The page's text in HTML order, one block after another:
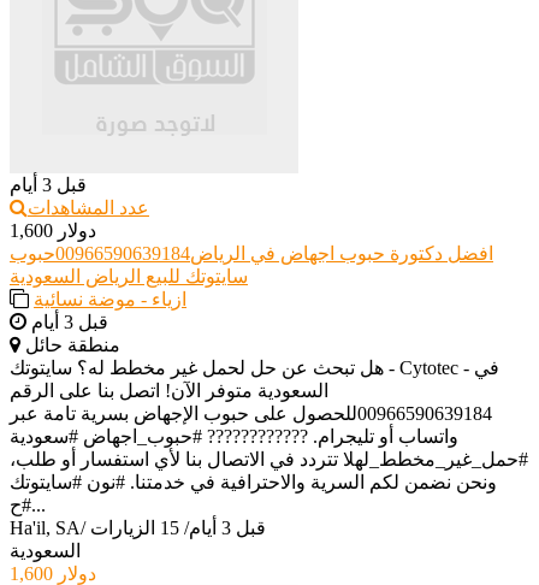
قبل 3 أيام
عدد المشاهدات
1,600 دولار
افضل دكتورة حبوب اجهاض في الرياض00966590639184حبوب
سايتوتك للبيع الرياض السعودية
ازياء - موضة نسائية
قبل 3 أيام
منطقة حائل
هل تبحث عن حل لحمل غير مخطط له؟ سايتوتك - Cytotec - في
السعودية متوفر الآن! اتصل بنا على الرقم
00966590639184للحصول على حبوب الإجهاض بسرية تامة عبر
واتساب أو تليجرام. ???????????? #حبوب_اجهاض #سعودية
#حمل_غير_مخطط_لهلا تتردد في الاتصال بنا لأي استفسار أو طلب،
ونحن نضمن لكم السرية والاحترافية في خدمتنا. #نون #سايتوتك
#ح...
Ha'il, SA/ قبل 3 أيام / 15 الزيارات
السعودية
1,600 دولار